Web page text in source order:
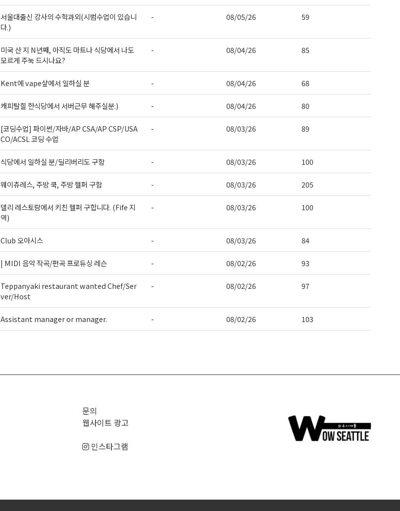
서울대출신 강사의 수학과외(시범수업이 있습니
다.)
- 08/05/26 59
미국 산 지 N년째, 아직도 마트나 식당에서 나도
모르게 주눅 드시나요?
- 08/04/26 85
Kent에 vape샆에서 일하실 분 - 08/04/26 68
캐피탈힐 한식당에서 서버근무 해주실분:) - 08/04/26 80
[코딩수업] 파이썬/자바/AP CSA/AP CSP/USA
CO/ACSL 코딩 수업
- 08/03/26 89
식당에서 일하실 분/딜리버리도 구함 - 08/03/26 100
웨이츄레스, 주방 쿡, 주방 헬퍼 구함 - 08/03/26 205
델리 레스토랑에서 키친 헬퍼 구합니다. (Fife 지
역)
- 08/03/26 100
Club 오아시스 - 08/03/26 84
| MIDI 음악 작곡/편곡 프로듀싱 레슨 - 08/02/26 93
Teppanyaki restaurant wanted Chef/Ser
ver/Host
- 08/02/26 97
Assistant manager or manager. - 08/02/26 103
문의
웹사이트 광고
인스타그램